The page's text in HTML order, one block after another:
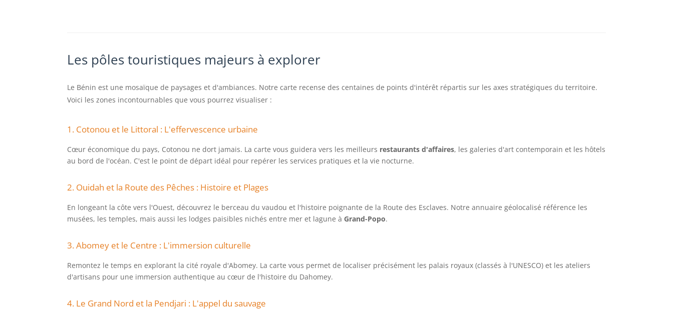
Les pôles touristiques majeurs à explorer
Le Bénin est une mosaïque de paysages et d'ambiances. Notre carte recense des centaines de points d'intérêt répartis sur les axes stratégiques du territoire.
Voici les zones incontournables que vous pourrez visualiser :
1. Cotonou et le Littoral : L'effervescence urbaine
Cœur économique du pays, Cotonou ne dort jamais. La carte vous guidera vers les meilleurs restaurants d'affaires, les galeries d'art contemporain et les hôtels
au bord de l'océan. C'est le point de départ idéal pour repérer les services pratiques et la vie nocturne.
2. Ouidah et la Route des Pêches : Histoire et Plages
En longeant la côte vers l'Ouest, découvrez le berceau du vaudou et l'histoire poignante de la Route des Esclaves. Notre annuaire géolocalisé référence les
musées, les temples, mais aussi les lodges paisibles nichés entre mer et lagune à Grand-Popo.
3. Abomey et le Centre : L'immersion culturelle
Remontez le temps en explorant la cité royale d'Abomey. La carte vous permet de localiser précisément les palais royaux (classés à l'UNESCO) et les ateliers
d'artisans pour une immersion authentique au cœur de l'histoire du Dahomey.
4. Le Grand Nord et la Pendjari : L'appel du sauvage